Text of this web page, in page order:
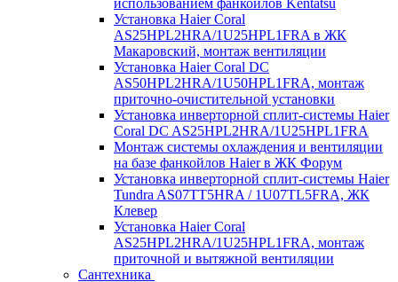
использованием фанкойлов Kentatsu
Установка Haier Coral
AS25HPL2HRA/1U25HPL1FRA в ЖК
Макаровский, монтаж вентиляции
Установка Haier Coral DC
AS50HPL2HRA/1U50HPL1FRA, монтаж
приточно-очистительной установки
Установка инверторной сплит-системы Haier
Coral DC AS25HPL2HRA/1U25HPL1FRA
Монтаж системы охлаждения и вентиляции
на базе фанкойлов Haier в ЖК Форум
Установка инверторной сплит-системы Haier
Tundra AS07TT5HRA / 1U07TL5FRA, ЖК
Клевер
Установка Haier Coral
AS25HPL2HRA/1U25HPL1FRA, монтаж
приточной и вытяжной вентиляции
Сантехника